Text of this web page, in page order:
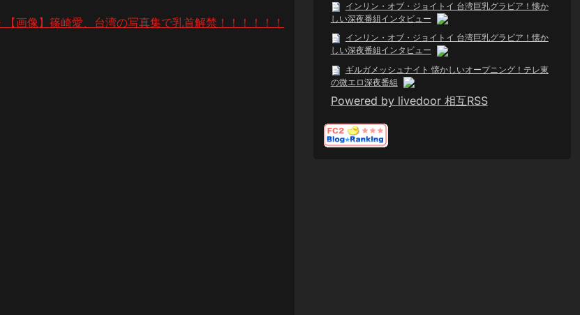
【画像】篠崎愛、台湾の写真集で乳首解禁！！！！！！
インリン・オブ・ジョイトイ 台湾巨乳グラビア！懐か
しい深夜番組インタビュー
インリン・オブ・ジョイトイ 台湾巨乳グラビア！懐か
しい深夜番組インタビュー
ギルガメッシュナイト 懐かしいオープニング！テレ東
の微エロ深夜番組
Powered by livedoor 相互RSS